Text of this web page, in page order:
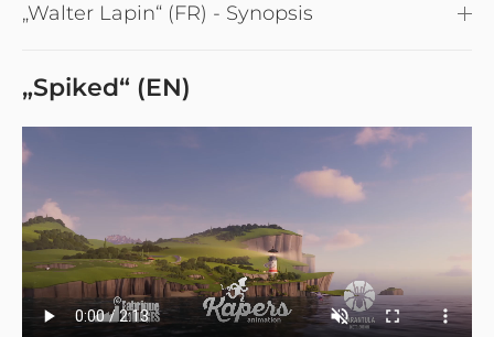
„Walter Lapin“ (FR) - Synopsis
„Spiked“ (EN)